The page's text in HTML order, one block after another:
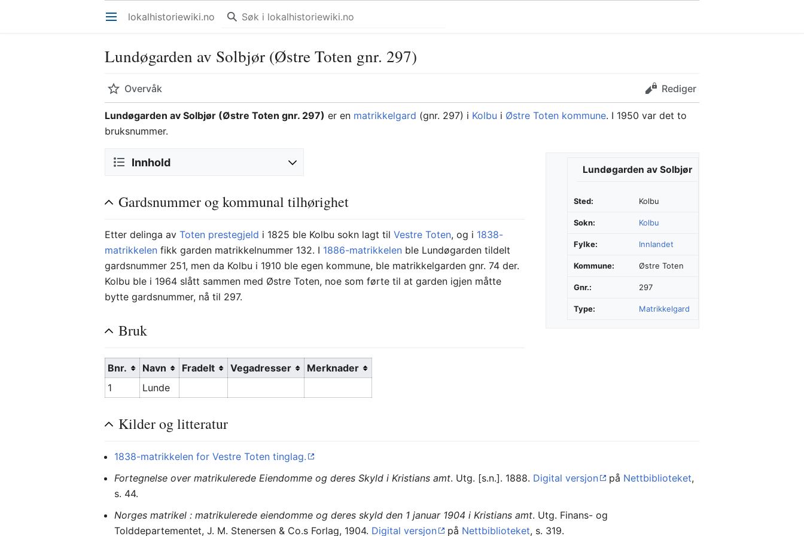
Åpne hovedmenyen lokalhistoriewiki.no
Lundøgarden av Solbjør (Østre Toten gnr. 297)
Overvåk Rediger
Lundøgarden av Solbjør (Østre Toten gnr. 297) er en matrikkelgard (gnr. 297) i Kolbu i Østre Toten kommune. I 1950 var det to
bruksnummer.
Lundøgarden av Solbjør
Sted: Kolbu
Sokn: Kolbu
Fylke: Innlandet
Kommune: Østre Toten
Gnr.: 297
Type: Matrikkelgard
Innhold
Gardsnummer og kommunal tilhørighet
Etter delinga avToten prestegjeld i 1825 ble Kolbu sokn lagt tilVestre Toten, og i 1838-
matrikkelen fikk garden matrikkelnummer 132. I 1886-matrikkelen ble Lundøgarden tildelt
gardsnummer 251, men da Kolbu i 1910 ble egen kommune, ble matrikkelgarden gnr. 74 der.
Kolbu ble i 1964 slått sammen med Østre Toten, noe som førte til at garden igjen måtte
bytte gardsnummer, nå til 297.
Bruk
Bnr. Navn Fradelt Vegadresser
Merknader
1
Lunde
Kilder og litteratur
1838-matrikkelen for Vestre Toten tinglag.
Fortegnelse over matrikulerede Eiendomme og deres Skyld i Kristians amt. Utg. [s.n.]. 1888. Digital versjon på Nettbiblioteket,
s. 44.
Norges matrikel : matrikulerede eiendomme og deres skyld den 1 januar 1904 i Kristians amt. Utg. Finans- og
Tolddepartementet, J. M. Stenersen & Co.s Forlag, 1904. Digital versjon på Nettbiblioteket, s. 319.